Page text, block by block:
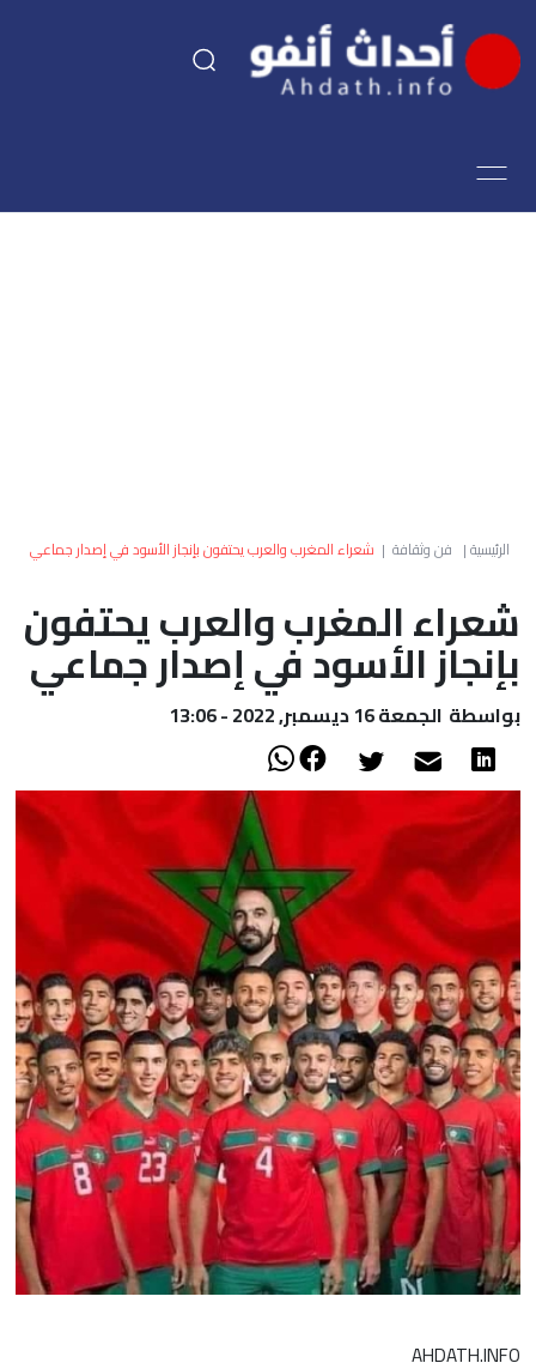
اقتصاد
العالم
أعمدة
الصحراء
الرئيسية| فن وثقافة | شعراء المغرب والعرب يحتفون بإنجاز الأسود في إصدار جماعي
شعراء المغرب والعرب يحتفون
بإنجاز الأسود في إصدار جماعي
بواسطة الجمعة 16 ديسمبر, 2022 - 13:06
AHDATH.INFO